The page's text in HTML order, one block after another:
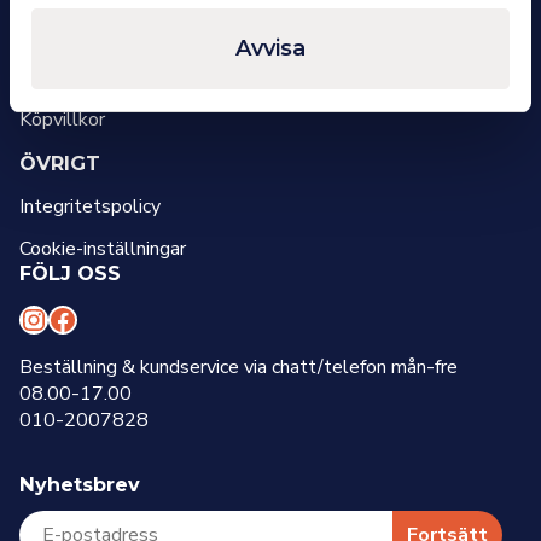
Avvisa
Köpvillkor
ÖVRIGT
Integritetspolicy
Cookie-inställningar
FÖLJ OSS
I
n
s
t
a
g
F
a
c
e
b
o
Beställning & kundservice via chatt/telefon mån-fre
08.00-17.00
010-2007828
Nyhetsbrev
Fortsätt